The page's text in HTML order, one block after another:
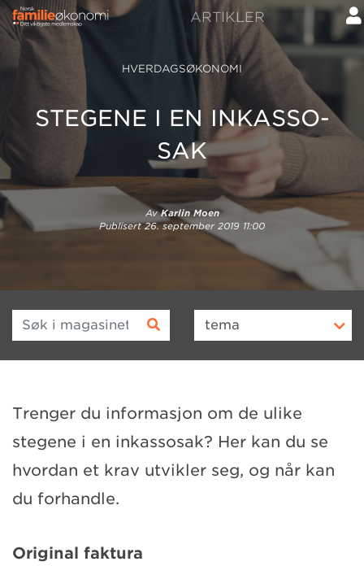
ARTIKLER
HVERDAGSØKONOMI
STEGENE I EN INKASSO-
SAK
AvKarlin Moen
Publisert26. september 2019 11:00
Søk i magasinet tema
Trenger du informasjon om de ulike
stegene i en inkassosak? Her kan du se
hvordan et krav utvikler seg, og når kan
du forhandle.
Original faktura